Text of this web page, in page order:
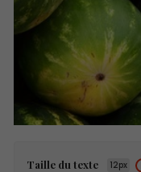
Taille du texte 12px